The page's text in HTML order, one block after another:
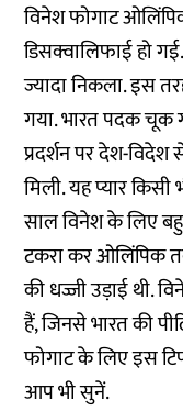
विनेश फोगाट
डिसक्वालिफाई हो
ज्यादा निकला. इस
गया. भारत पदक चूक
प्रदर्शन पर देश-
मिली. यह प्यार
साल विनेश के लिए
टकरा कर ओलिंपिक
की धज्जी उड़ाई थी.
हैं, जिनसे भारत की
फोगाट के लिए इस
आप भी सुनें.